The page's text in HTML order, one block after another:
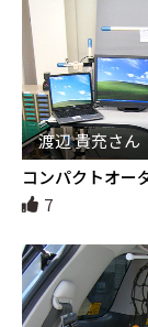
渡辺 貴充さん
コンパクトオー
デスク
7